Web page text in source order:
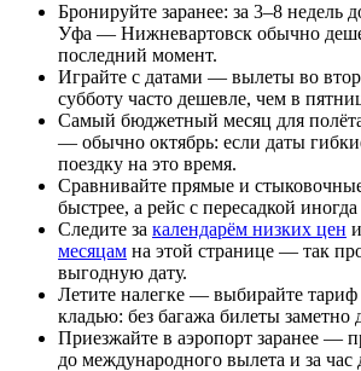
Бронируйте заранее: за 3–8 недель
Уфа — Нижневартовск обычно
последний момент.
Играйте с датами — вылеты во
субботу часто дешевле, чем в
Самый бюджетный месяц для
— обычно октябрь: если даты
поездку на это время.
Сравнивайте прямые и
быстрее, а рейс с пересадкой
Следите за календарём низких цен и
месяцам на этой странице — так
выгодную дату.
Летите налегке — выбирайте тариф
кладью: без багажа билеты заметно
Приезжайте в аэропорт заранее —
до международного вылета и за час